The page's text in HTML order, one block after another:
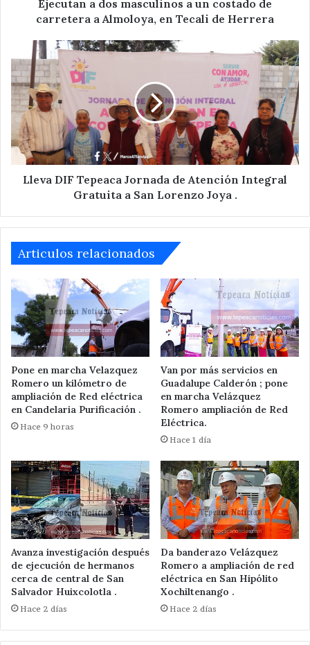
Almoloya,
Tecali
de
Herrera
Ejecutan a dos masculinos a un costado de
carretera a Almoloya, en Tecali de Herrera
DIF
Tepeaca
Jornada
de
Atención
Integral
Gratuita
a
SanLleva DIF Tepeaca Jornada de Atención Integral
Gratuita a San Lorenzo Joya .
Articulos relacionados
Pone en marcha Velazquez
Romero un kilómetro de
ampliación de Red eléctrica
en Candelaria Purificación .
Hace 9 horas
Van por más servicios en
Guadalupe Calderón ; pone
en marcha Velázquez
Romero ampliación de Red
Eléctrica.
Hace 1 día
Avanza investigación después
de ejecución de hermanos
cerca de central de San
Salvador Huixcolotla .
Hace 2 días
Da banderazo Velázquez
Romero a ampliación de red
eléctrica en San Hipólito
Xochiltenango .
Hace 2 días